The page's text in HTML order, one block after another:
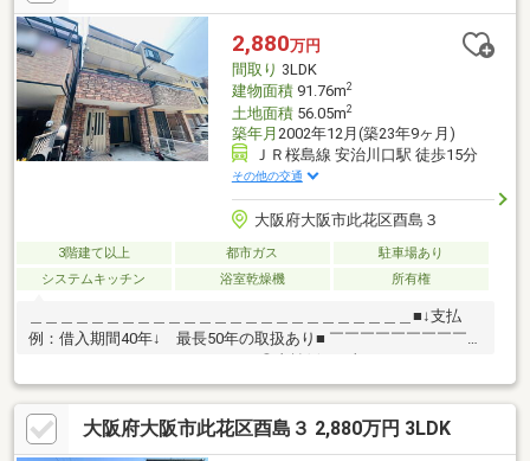
スムーズに◆雨の日のお洗濯にも大活躍な浴室乾燥機付◆ＴＶモ
ニタ付インタホンでセキュリティ面にも配慮◆ほっこりできる和
室でくつろぐひととき
2,880万円
間取り 3LDK
建物面積91.76m2
土地面積56.05m2
築年月 2002年12月(築23年9ヶ月)
ＪＲ桜島線 安治川口駅 徒歩15分
その他の交通
大阪府大阪市此花区酉島３
3階建て以上 都市ガス
駐車場あり
システムキッチン
浴室乾燥機 所有権
＿＿＿＿＿＿＿＿＿＿＿＿＿＿＿＿＿＿＿＿＿＿＿＿＿■↓支払
例：借入期間40年↓ 最長50年の取扱あり■ ￣￣￣￣￣￣￣￣￣￣
～◎●耐久性に優れた鉄骨住宅●屋根裏・床下収納もありお部屋が
片付く大容量収納●車をお持ちの方に嬉しい駐車場付き住宅☆リ
フォームのご相談も承っております☆■ちょっと見学してみたい
だけと言う方も是非お問合せ下さい◎当社ではネットで他社様が
大阪府大阪市此花区酉島３ 2,880万円 3LDK